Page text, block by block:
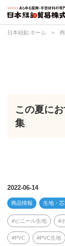
日本紐釦 ホーム >
この夏に
集
2022-06-14
商品情報 生地・
ビニール生地
PVC PVC生地